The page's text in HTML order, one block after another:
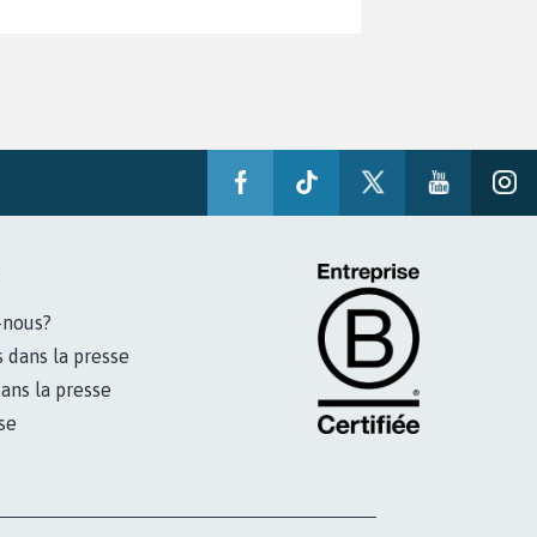
la presse
la presse